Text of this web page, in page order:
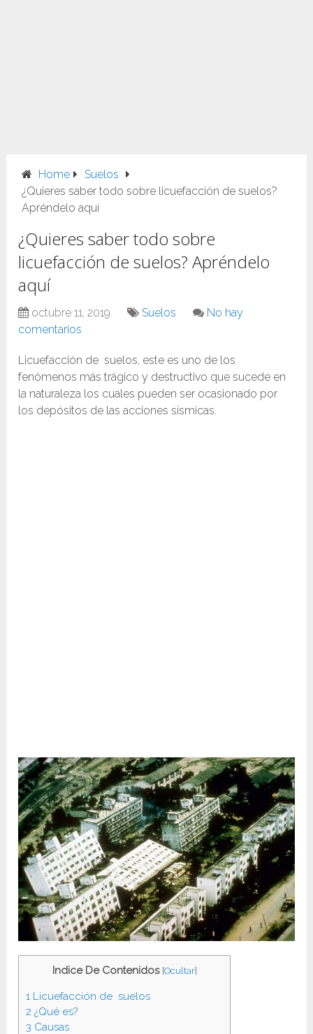
Home
Suelos
¿Quieres saber todo sobre licuefacción de suelos?
Apréndelo aquí
¿Quieres saber todo sobre
licuefacción de suelos? Apréndelo
aquí
octubre 11, 2019 Suelos
No hay
comentarios
Licuefacción de suelos, este es uno de los
fenómenos más trágico y destructivo que sucede en
la naturaleza los cuales pueden ser ocasionado por
los depósitos de las acciones sísmicas.
Indice De Contenidos [Ocultar]
1 Licuefacción de suelos
2 ¿Qué es?
3 Causas